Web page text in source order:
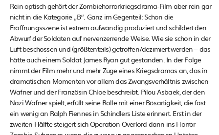
Rein optisch gehört der Zombiehorrorkriegsdrama-Film aber rein gar
nicht in die Kategorie „B“. Ganz im Gegenteil: Schon die
Eröffnungsszene ist extrem aufwändig produziert und schildert den
Abwurf der Soldaten auf nervenzerrende Weise. Wie sie schon in der
Luft beschossen und (größtenteils) getroffen/dezimiert werden – das
hätte auch einem Soldat James Ryan gut gestanden. In der Folge
nimmt der Film mehr und mehr Züge eines Kriegsdramas an, das in
dramatischen Momenten vor allem das Zwangsverhältnis zwischen
Wafner und der Französin Chloe beschreibt. Pilou Asbaek, der den
Nazi Wafner spielt, erfüllt seine Rolle mit einer Bösartigkeit, die fast
ein wenig an Ralph Fiennes in Schindlers Liste erinnert. Erst in der
zweiten Hälfte steigert sich Operation Overlord dann ins Horror-